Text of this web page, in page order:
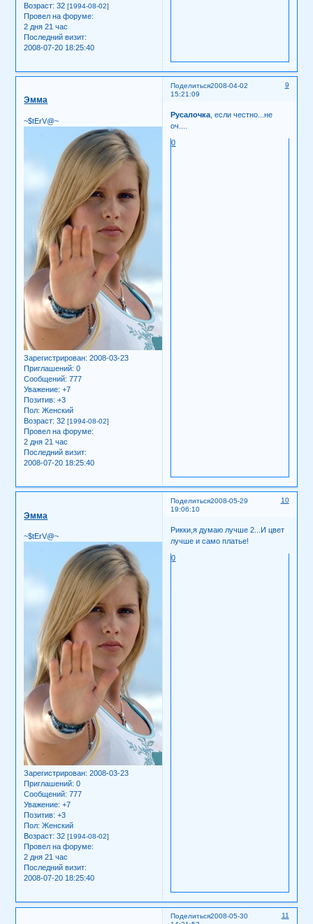
Возраст: 32[1994-08-02]
Провел на форуме:
2 дня 21 час
Последний визит:
2008-07-20 18:25:40
Поделиться 9
2008-04-02
15:21:09
Эмма
~$tErV@~
Зарегистрирован: 2008-03-23
Приглашений: 0
Сообщений: 777
Уважение: +7
Позитив: +3
Пол: Женский
Возраст: 32[1994-08-02]
Провел на форуме:
2 дня 21 час
Последний визит:
2008-07-20 18:25:40
Русалочка , если честно...не
оч....
0
Поделиться 10
2008-05-29
19:06:10
Эмма
~$tErV@~
Зарегистрирован: 2008-03-23
Приглашений: 0
Сообщений: 777
Уважение: +7
Позитив: +3
Пол: Женский
Возраст: 32[1994-08-02]
Провел на форуме:
2 дня 21 час
Последний визит:
2008-07-20 18:25:40
Рикки,я думаю лучше 2...И цвет
лучше и само платье!
0
Поделиться 11
2008-05-30